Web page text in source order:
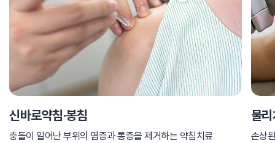
신바로약침·봉침
충돌이 일어난 부위의 염증과 통증을 제거하는 약침치료
물
손상